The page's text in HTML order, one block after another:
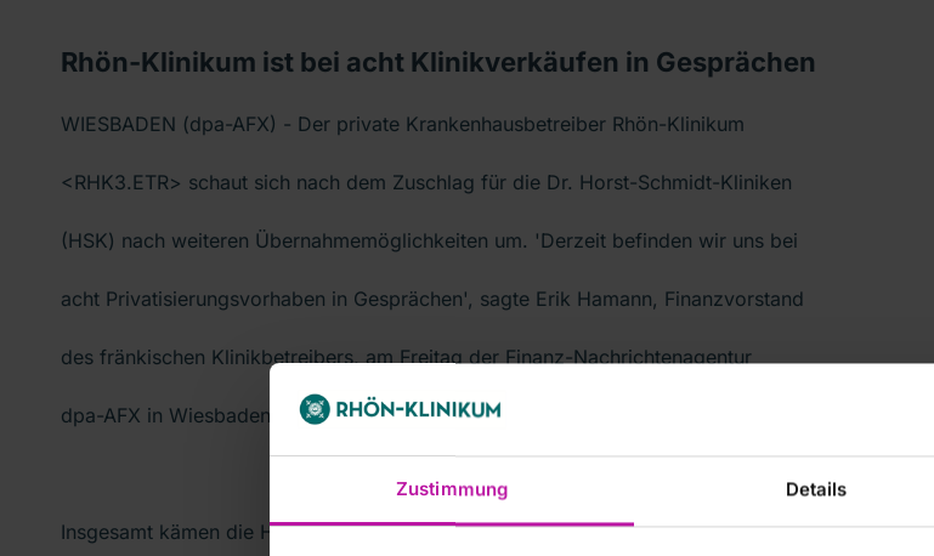
Zustimmung Details
Rhön-Klinikum ist bei acht Klinikverkäufen in Gesprächen
WIESBADEN (dpa-AFX) - Der private Krankenhausbetreiber Rhön-Klinikum
<RHK3.ETR> schaut sich nach dem Zuschlag für die Dr. Horst-Schmidt-Kliniken
(HSK) nach weiteren Übernahmemöglichkeiten um. 'Derzeit befinden wir uns bei
acht Privatisierungsvorhaben in Gesprächen', sagte Erik Hamann, Finanzvorstand
des fränkischen Klinikbetreibers, am Freitag der Finanz-Nachrichtenagentur
dpa-AFX in Wiesbaden.
Insgesamt kämen die Häuser auf eine Bettenzahl von 3.900. 'Wir haben eine